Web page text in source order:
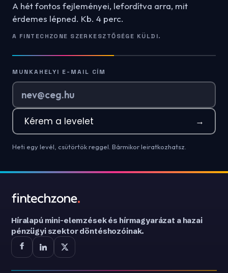
A hét fontos fejleményei, lefordítva arra, mit
érdemes lépned. Kb. 4 perc.
A FINTECHZONE SZERKESZTŐSÉGE KÜLDI.
MUNKAHELYI E-MAIL CÍM
Kérem a levelet →
Heti egy levél, csütörtök reggel. Bármikor leiratkozhatsz.
Híralapú mini-elemzések és hírmagyarázat a hazai
pénzügyi szektor döntéshozóinak.